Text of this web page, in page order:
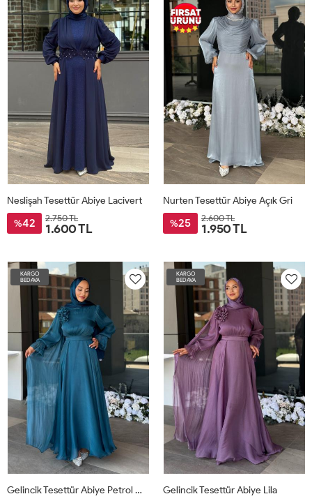
Neslişah Tesettür Abiye Lacivert
%42 2.750 TL
1.600 TL
Nurten Tesettür Abiye Açık Gri
%25 2.600 TL
1.950 TL
KARGO
BEDAVA
Gelincik Tesettür Abiye Petrol Mavisi
KARGO
BEDAVA
Gelincik Tesettür Abiye Lila